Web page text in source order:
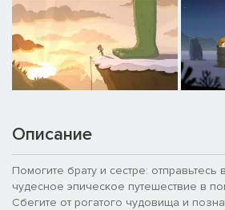
Описание
Помогите брату и сестре: отправьтесь
чудесное эпическое путешествие в
Сбегите от рогатого чудовища и